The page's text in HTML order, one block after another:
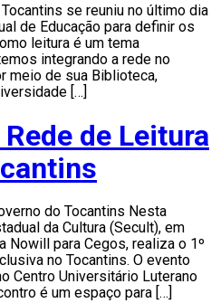
se reuniu no último dia
de Educação para definir os
leitura é um tema
integrando a rede no
meio de sua Biblioteca,
[…]
de Leitura
do Tocantins Nesta
da Cultura (Secult), em
Nowill para Cegos, realiza o 1º
no Tocantins. O evento
Centro Universitário Luterano
é um espaço para […]